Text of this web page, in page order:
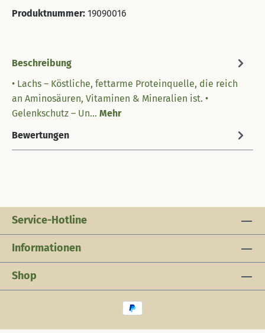
Produktnummer: 19090016
Beschreibung
• Lachs – Köstliche, fettarme Proteinquelle, die reich
an Aminosäuren, Vitaminen & Mineralien ist. •
Gelenkschutz – Un… Mehr
Bewertungen
Service-Hotline
Informationen
Shop